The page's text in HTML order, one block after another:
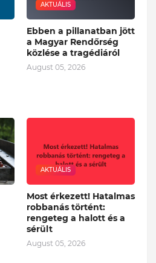
AKTUÁLIS
Ebben a pillanatban jött
a Magyar Rendőrség
közlése a tragédiáról
August 05, 2026
AKTUÁLIS
Most érkezett! Hatalmas
robbanás történt:
rengeteg a halott és a
sérült
August 05, 2026